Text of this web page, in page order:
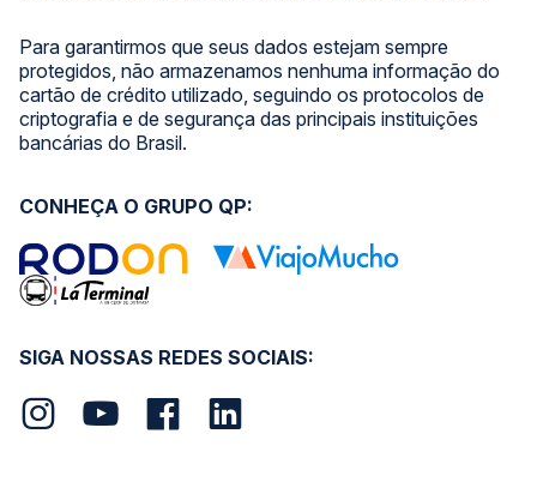
Para garantirmos que seus dados estejam sempre
protegidos, não armazenamos nenhuma informação do
cartão de crédito utilizado, seguindo os protocolos de
criptografia e de segurança das principais instituições
bancárias do Brasil.
SIGA NOSSAS REDES SOCIAIS:
CONHEÇA O GRUPO QP: